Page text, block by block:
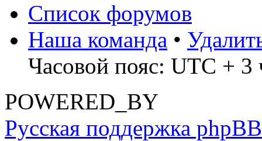
Список форумов
Наша команда •
Часовой пояс: UTC + 3
POWERED_BY
Русская поддержка phpBB